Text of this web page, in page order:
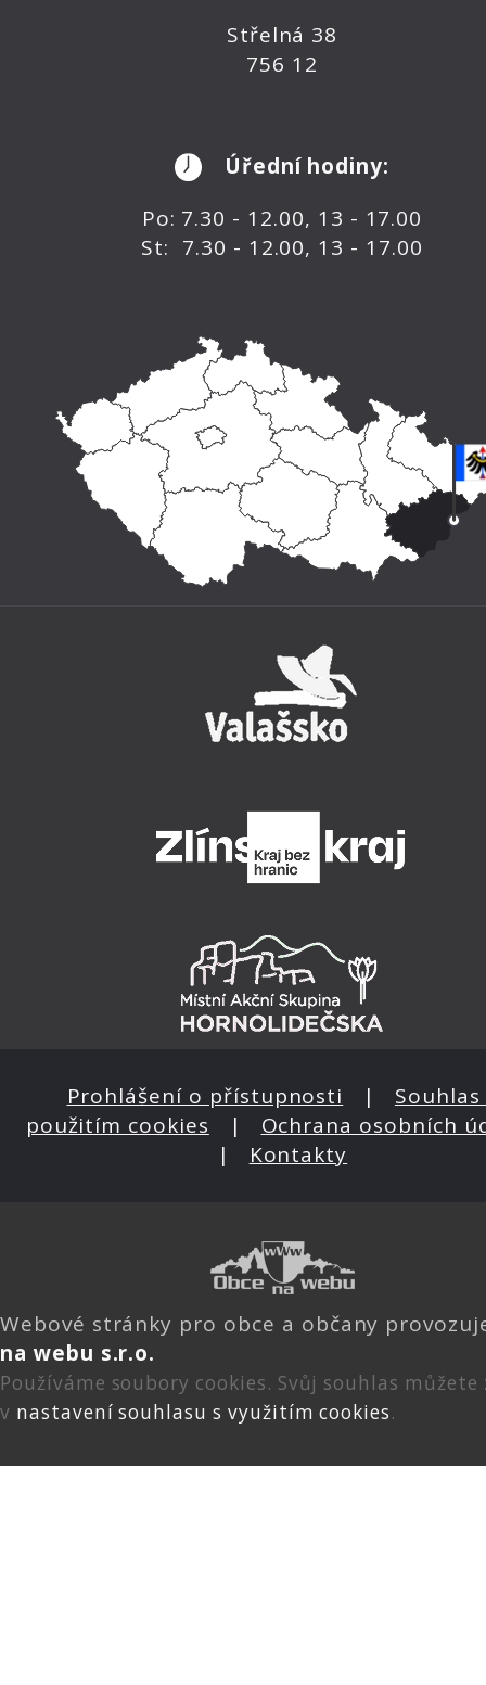
Střelná 38
756 12
Úřední hodiny:
Po: 7.30 - 12.00, 13 - 17.00
St: 7.30 - 12.00, 13 - 17.00
Prohlášení o přístupnosti | Souhlas
použitím cookies | Ochrana osobních
| Kontakty
Webové stránky pro obce a občany
na webu s.r.o.
Používáme soubory cookies. Svůj souhlas
v nastavení souhlasu s využitím cookies.